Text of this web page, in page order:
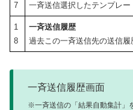
7
一斉送信選択したテンプレー
1
8
一斉送信履歴
過去この一斉送信先の送信履
一斉送信履歴画面
※一斉送信の「結果自動集計」